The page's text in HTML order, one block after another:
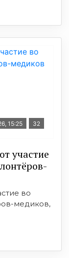
15:25 32
участие
во
медиков,